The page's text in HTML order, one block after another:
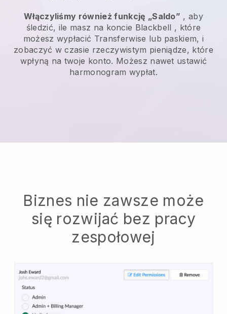
Włączyliśmy również funkcję „Saldo” , aby
śledzić, ile masz na koncie Blackbell , które
możesz wypłacić Transferwise lub paskiem, i
zobaczyć w czasie rzeczywistym pieniądze, które
wpłyną na twoje konto. Możesz nawet ustawić
harmonogram wypłat.
Biznes nie zawsze może
się rozwijać bez pracy
zespołowej